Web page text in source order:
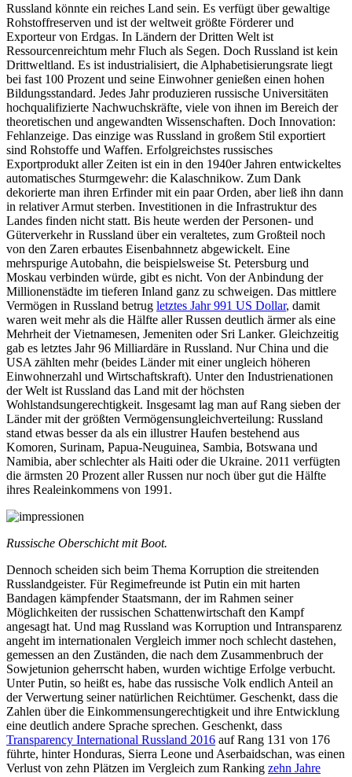
Russland könnte ein reiches Land sein. Es verfügt über gewaltige
Rohstoffreserven und ist der weltweit größte Förderer und
Exporteur von Erdgas. In Ländern der Dritten Welt ist
Ressourcenreichtum mehr Fluch als Segen. Doch Russland ist kein
Drittweltland. Es ist industrialisiert, die Alphabetisierungsrate liegt
bei fast 100 Prozent und seine Einwohner genießen einen hohen
Bildungsstandard. Jedes Jahr produzieren russische Universitäten
hochqualifizierte Nachwuchskräfte, viele von ihnen im Bereich der
theoretischen und angewandten Wissenschaften. Doch Innovation:
Fehlanzeige. Das einzige was Russland in großem Stil exportiert
sind Rohstoffe und Waffen. Erfolgreichstes russisches
Exportprodukt aller Zeiten ist ein in den 1940er Jahren entwickeltes
automatisches Sturmgewehr: die Kalaschnikow. Zum Dank
dekorierte man ihren Erfinder mit ein paar Orden, aber ließ ihn dann
in relativer Armut sterben. Investitionen in die Infrastruktur des
Landes finden nicht statt. Bis heute werden der Personen- und
Güterverkehr in Russland über ein veraltetes, zum Großteil noch
von den Zaren erbautes Eisenbahnnetz abgewickelt. Eine
mehrspurige Autobahn, die beispielsweise St. Petersburg und
Moskau verbinden würde, gibt es nicht. Von der Anbindung der
Millionenstädte im tieferen Inland ganz zu schweigen. Das mittlere
Vermögen in Russland betrug letztes Jahr 991 US Dollar, damit
waren weit mehr als die Hälfte aller Russen deutlich ärmer als eine
Mehrheit der Vietnamesen, Jemeniten oder Sri Lanker. Gleichzeitig
gab es letztes Jahr 96 Milliardäre in Russland. Nur China und die
USA zählten mehr (beides Länder mit einer ungleich höheren
Einwohnerzahl und Wirtschaftskraft). Unter den Industrienationen
der Welt ist Russland das Land mit der höchsten
Wohlstandsungerechtigkeit. Insgesamt lag man auf Rang sieben der
Länder mit der größten Vermögensungleichverteilung: Russland
stand etwas besser da als ein illustrer Haufen bestehend aus
Komoren, Surinam, Papua-Neuguinea, Sambia, Botswana und
Namibia, aber schlechter als Haiti oder die Ukraine. 2011 verfügten
die ärmsten 20 Prozent aller Russen nur noch über gut die Hälfte
ihres Realeinkommens von 1991.
Russische Oberschicht mit Boot.
Dennoch scheiden sich beim Thema Korruption die streitenden
Russlandgeister. Für Regimefreunde ist Putin ein mit harten
Bandagen kämpfender Staatsmann, der im Rahmen seiner
Möglichkeiten der russischen Schattenwirtschaft den Kampf
angesagt hat. Und mag Russland was Korruption und Intransparenz
angeht im internationalen Vergleich immer noch schlecht dastehen,
gemessen an den Zuständen, die nach dem Zusammenbruch der
Sowjetunion geherrscht haben, wurden wichtige Erfolge verbucht.
Unter Putin, so heißt es, habe das russische Volk endlich Anteil an
der Verwertung seiner natürlichen Reichtümer. Geschenkt, dass die
Zahlen über die Einkommensungerechtigkeit und ihre Entwicklung
eine deutlich andere Sprache sprechen. Geschenkt, dass
Transparency International Russland 2016 auf Rang 131 von 176
führte, hinter Honduras, Sierra Leone und Aserbaidschan, was einen
Verlust von zehn Plätzen im Vergleich zum Ranking zehn Jahre